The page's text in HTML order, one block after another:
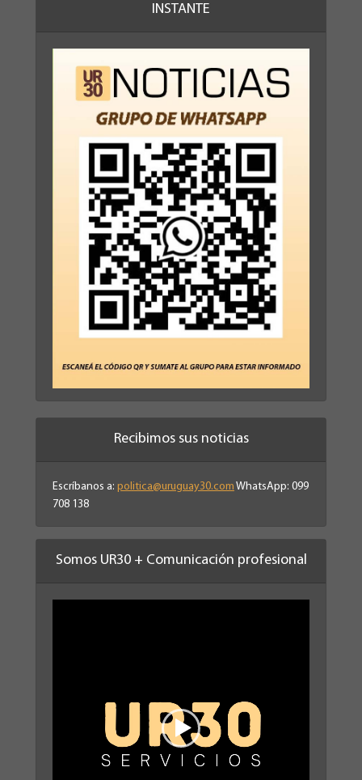
INSTANTE
Recibimos sus noticias
Escríbanos a: politica@uruguay30.com WhatsApp: 099
708 138
Somos UR30 + Comunicación profesional